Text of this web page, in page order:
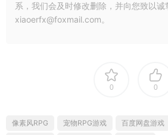
系，我们会及时修改删除，并向您致以诚
xiaoerfx@foxmail.com。
0 0
像素风RPG 宠物RPG游戏 百度网盘游戏